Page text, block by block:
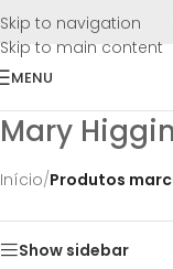
Skip to navigation
Skip to main content
FRETE GRÁTIS
MENU
Mary
Início/Produtos
Show sidebar